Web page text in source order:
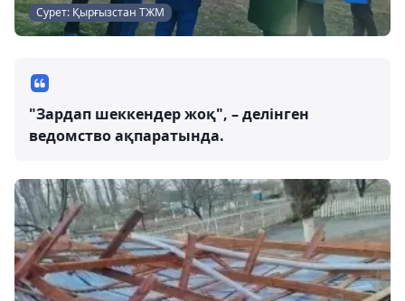
Сурет: Қырғызстан ТЖМ
"Зардап шеккендер жоқ", – делінген
ведомство ақпаратында.